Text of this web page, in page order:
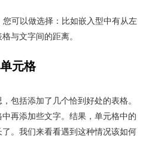
您可以做选择：比如嵌入型中有从左
与文字间的距离。
元格
包括添加了几个恰到好处的表格。
再添加些文字。结果，单元格中的
。我们来看看遇到这种情况该如何